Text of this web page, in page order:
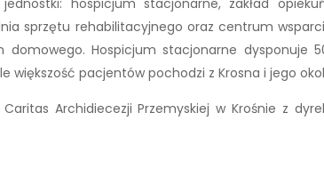
hospicjum stacjonarne, zakład
sprzętu rehabilitacyjnego oraz centrum
Hospicjum stacjonarne dysponuje
większość pacjentów pochodzi z Krosna i jego
Archidiecezji Przemyskiej w Krośnie z